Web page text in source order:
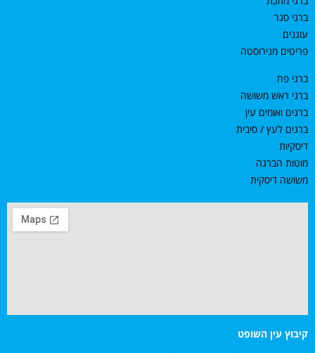
ברגי סגר
עוגנים
פריטים מנירוסטה
ברגי פח
ברגי ראש משושה
ברגים ואומים עין
ברגים לעץ / סיבית
דיסקיות
מוטות הברגה
משושה דיסקית
קיבוץ עין השופט